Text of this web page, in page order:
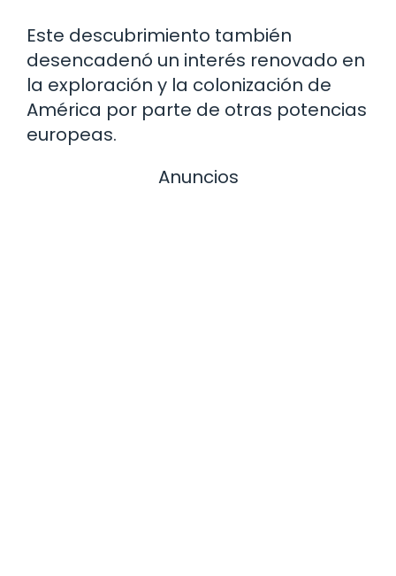
Este descubrimiento también
desencadenó un interés renovado en
la exploración y la colonización de
América por parte de otras potencias
europeas.
Anuncios